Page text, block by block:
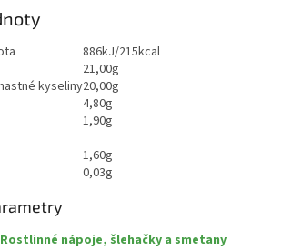
886kJ/215kcal
21,00g
kyseliny20,00g
4,80g
1,90g
1,60g
0,03g
Rostlinné nápoje, šlehačky a smetany